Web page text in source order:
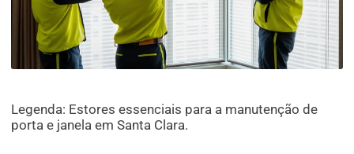
Legenda: Estores essenciais para a manutenção de
porta e janela em Santa Clara.